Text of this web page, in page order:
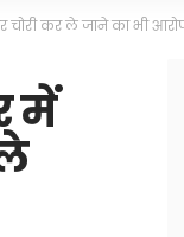
चोरी कर ले जाने का भी
में